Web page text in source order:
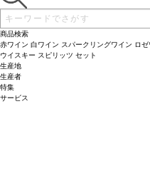
商品検索
赤ワイン 白ワイン スパークリングワイン ロゼ
ウイスキー スピリッツ セット
生産地
生産者
特集
サービス